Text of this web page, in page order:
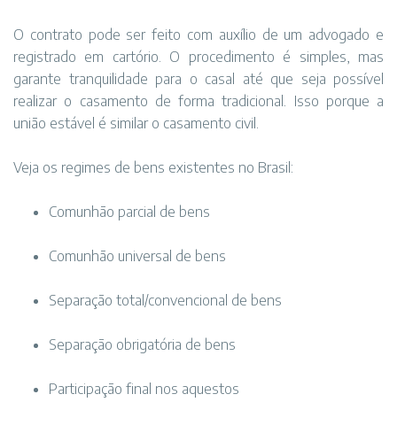
O contrato pode ser feito com auxílio de um advogado e
registrado em cartório. O procedimento é simples, mas
garante tranquilidade para o casal até que seja possível
realizar o casamento de forma tradicional. Isso porque a
união estável é similar o casamento civil.
Veja os regimes de bens existentes no Brasil:
Comunhão parcial de bens
Comunhão universal de bens
Separação total/convencional de bens
Separação obrigatória de bens
Participação final nos aquestos